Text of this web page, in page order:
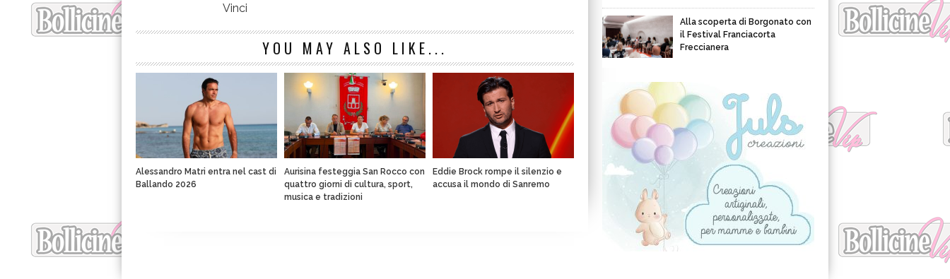
Vinci
YOU MAY ALSO LIKE...
Alessandro Matri entra nel cast di
Ballando 2026
Aurisina festeggia San Rocco con
quattro giorni di cultura, sport,
musica e tradizioni
Eddie Brock rompe il silenzio e
accusa il mondo di Sanremo
Alla scoperta di Borgonato con
il Festival Franciacorta
Freccianera